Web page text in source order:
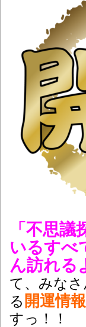
「不思
いるすべ
ん訪れる
て、みな
る 開運情報
すっ！！